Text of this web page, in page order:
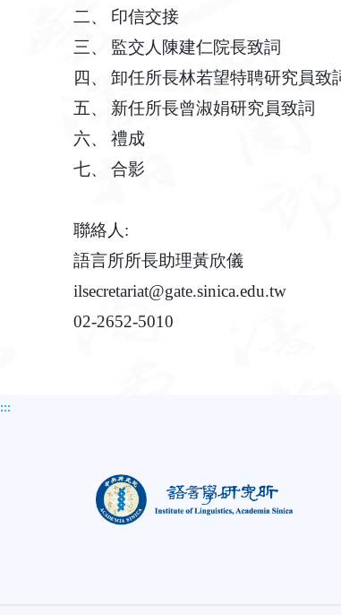
二、
印信交接
三、
監交人陳建仁院長致詞
四、
卸任所長林若望特聘研究員致
五、
新任所長曾淑娟研究員致詞
六、
禮成
七、
合影
聯絡人:
語言所所長助理黃欣儀
ilsecretariat@gate.sinica.edu.tw
02-2652-5010
:::